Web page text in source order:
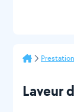
Laveur